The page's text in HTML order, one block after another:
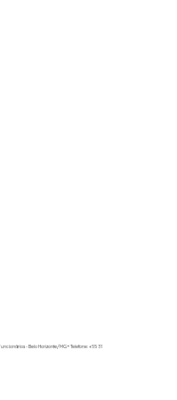
- Belo Horizonte/MG • Telefone: +55 31